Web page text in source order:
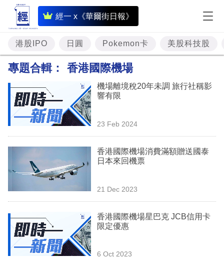
經一 x《華爾街日報》
即
時
財
經
投
資
樓
市
業
科
港股IPO 日圓 Pokemon卡 美股科技股
專題合輯： 香港國際機場
機場離境稅20年未調 旅行社稱影
響有限
23 Feb 2024
香港國際機場消費滿額贈送國泰
日本來回機票
21 Dec 2023
香港國際機場星巴克 JCB信用卡
限定優惠
6 Oct 2023